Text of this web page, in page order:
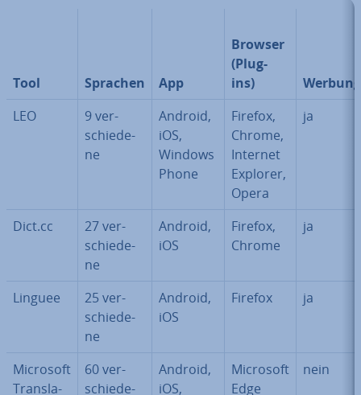
Tool Sprachen App
Browser
(Plug-
ins)
Werbung
LEO
9 ver­
schie­de­
ne
Android,
iOS,
Windows
Phone
Firefox,
Chrome,
Internet
Explorer,
Opera
ja
Dict.cc
27 ver­
schie­de­
ne
Android,
iOS
Firefox,
Chrome
ja
Linguee
25 ver­
schie­de­
ne
Android,
iOS
Firefox ja
Microsoft
Trans­la­
60 ver­
schie­de­
Android,
iOS,
Microsoft
Edge
nein